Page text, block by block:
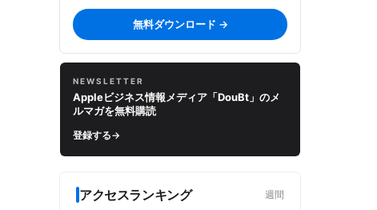
無料ダウンロード →
NEWSLETTER
Appleビジネス情報メディア「DouBt」のメ
ルマガを無料購読
登録する→
アクセスランキング 週間